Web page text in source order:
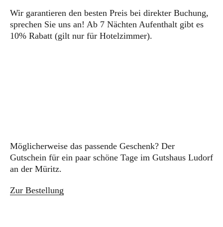
Wir garantieren den besten Preis bei direkter Buchung,
sprechen Sie uns an! Ab 7 Nächten Aufenthalt gibt es
10% Rabatt (gilt nur für Hotelzimmer).
Möglicherweise das passende Geschenk? Der
Gutschein für ein paar schöne Tage im Gutshaus Ludorf
an der Müritz.
Zur Bestellung